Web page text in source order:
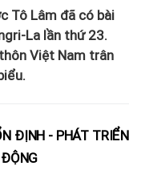
Tô Lâm đã có bài
La lần thứ 23.
Việt Nam trân
ĐỊNH - PHÁT TRIỂN